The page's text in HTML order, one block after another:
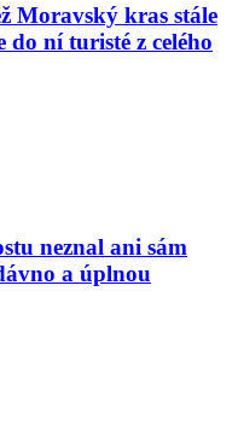
Moravský kras stále
ní turisté z celého
neznal ani sám
a úplnou